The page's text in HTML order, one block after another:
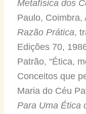
Metafísica dos
Paulo, Coimbra,
Razão Prática,
Edições 70,
Patrão, “Ética,
Conceitos que
Maria do Céu
Para Uma Ética